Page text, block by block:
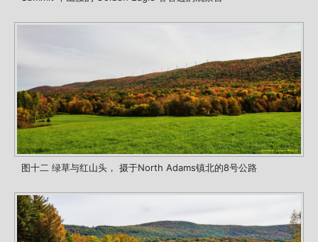
图十二 绿草与红山头， 摄于North Adams镇北的8号公路